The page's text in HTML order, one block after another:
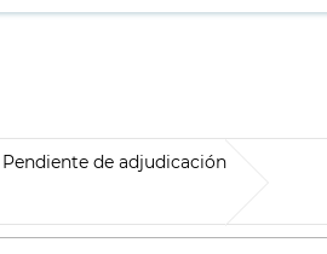
Pendiente de adjudicación